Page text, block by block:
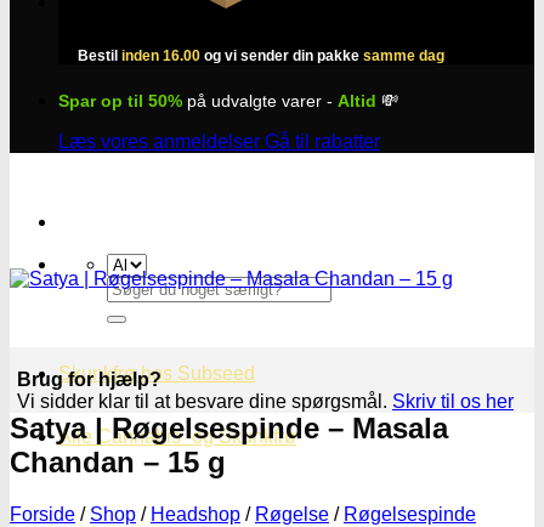
Bestil inden 16.00 og vi sender din pakke samme dag
Spar op til 50% på udvalgte varer - Altid 💸
Læs vores anmeldelser Gå til rabatter
Søg
efter:
Skunkfrø hos Subseed
Alle Cannabis -og Skunkfrø
Brug for hjælp?
Vi sidder klar til at besvare dine spørgsmål. Skriv til os her
Satya | Røgelsespinde – Masala
Chandan – 15 g
Forside / Shop / Headshop / Røgelse / Røgelsespinde